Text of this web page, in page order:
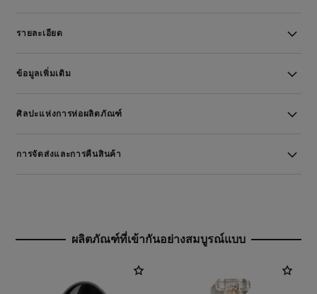
รายละเอียด
ข้อมูลเพิ่มเติม
ศิลปะแห่งการห่อผลิตภัณฑ์
การจัดส่งและการคืนสินค้า
ผลิตภัณฑ์ที่เข้ากันอย่างสมบูรณ์แบบ